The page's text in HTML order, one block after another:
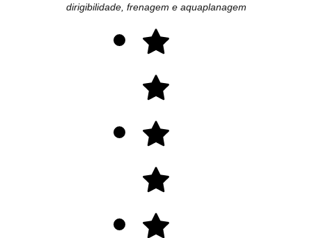
dirigibilidade, frenagem e aquaplanagem